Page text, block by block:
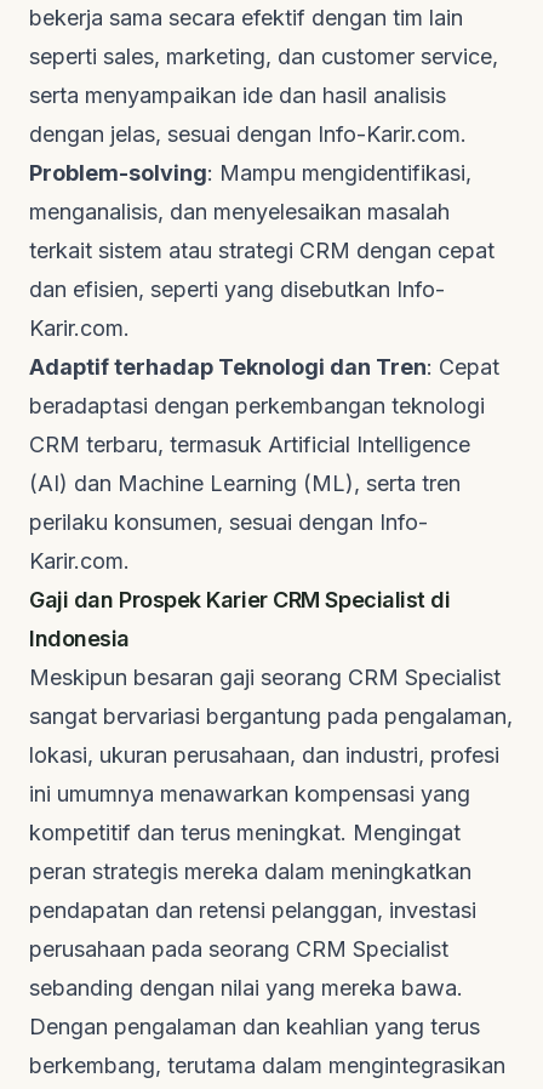
bekerja sama secara efektif dengan tim lain
seperti sales, marketing, dan customer service,
serta menyampaikan ide dan hasil analisis
dengan jelas, sesuai dengan Info-Karir.com.
Problem-solving: Mampu mengidentifikasi,
menganalisis, dan menyelesaikan masalah
terkait sistem atau strategi CRM dengan cepat
dan efisien, seperti yang disebutkan Info-
Karir.com.
Adaptif terhadap Teknologi dan Tren: Cepat
beradaptasi dengan perkembangan teknologi
CRM terbaru, termasuk Artificial Intelligence
(AI) dan Machine Learning (ML), serta tren
perilaku konsumen, sesuai dengan Info-
Karir.com.
Gaji dan Prospek Karier CRM Specialist di
Indonesia
Meskipun besaran gaji seorang CRM Specialist
sangat bervariasi bergantung pada pengalaman,
lokasi, ukuran perusahaan, dan industri, profesi
ini umumnya menawarkan kompensasi yang
kompetitif dan terus meningkat. Mengingat
peran strategis mereka dalam meningkatkan
pendapatan dan retensi pelanggan, investasi
perusahaan pada seorang CRM Specialist
sebanding dengan nilai yang mereka bawa.
Dengan pengalaman dan keahlian yang terus
berkembang, terutama dalam mengintegrasikan